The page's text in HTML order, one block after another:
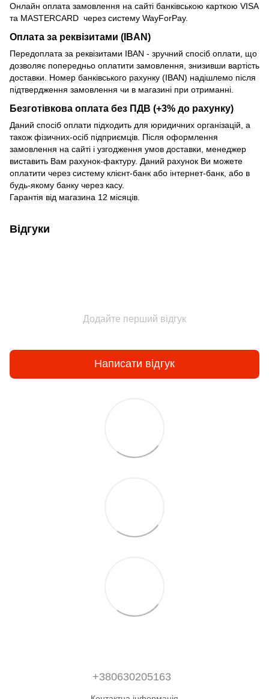
Онлайн оплата замовлення на сайті банківською карткою VISA
та MASTERCARD через систему WayForPay.
Оплата за реквізитами (IBAN)
Передоплата за реквізитами IBAN - зручний спосіб оплати, що
дозволяє попередньо оплатити замовлення, знизивши вартість
доставки. Номер банківського рахунку (IBAN) надішлемо після
підтвердження замовлення чи в магазині при отриманні.
Безготівкова оплата без ПДВ (+3% до рахунку)
Даний спосіб оплати підходить для юридичних організацій, а
також фізичних-осіб підприємців. Після оформлення
замовлення на сайті і узгодження умов доставки, менеджер
виставить Вам рахунок-фактуру. Даний рахунок Ви можете
оплатити через систему клієнт-банк або інтернет-банк, або в
будь-якому банку через касу.
Гарантія від магазина 12 місяців.
Відгуки
Додайте перший відгук
Написати відгук
+380630205163